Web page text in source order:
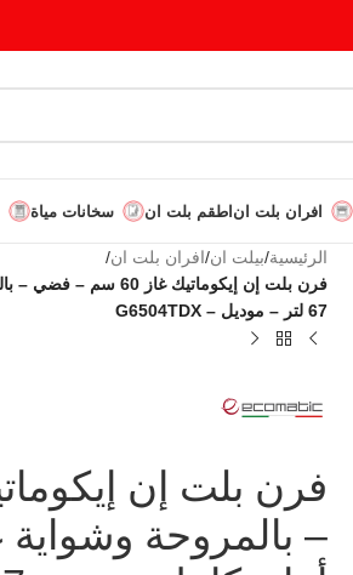
افران بلت اناطقم بلت ان سخانات مياة
الرئيسية/بيلت ان/افران بلت ان/
فرن بلت إن
67 لتر – موديل – G6504TDX
– بالمروحة